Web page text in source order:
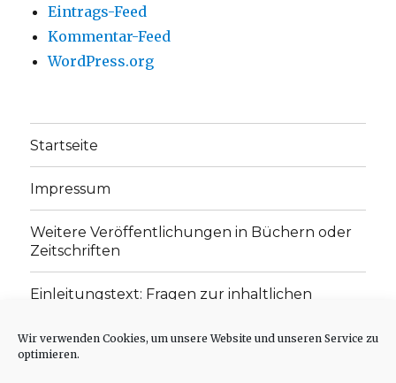
Wir verwenden Cookies, um unsere Website und unseren Service zu
optimieren.
Eintrags-Feed
Kommentar-Feed
WordPress.org
Startseite
Impressum
Weitere Veröffentlichungen in Büchern oder
Zeitschriften
Einleitungstext: Fragen zur inhaltlichen
„schwachen Glaubens“